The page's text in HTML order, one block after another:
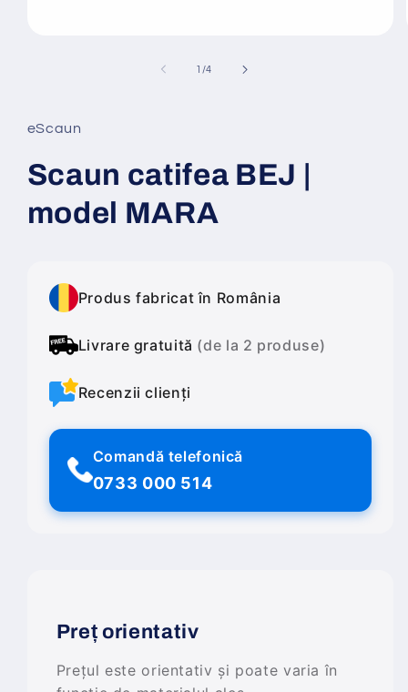
fereastră
modală
1 /din
4
eScaun
Scaun catifea BEJ |
model MARA
Produs fabricat în România
Livrare gratuită (de la 2 produse)
Recenzii clienți
Comandă telefonică
0733 000 514
Preț orientativ
Prețul este orientativ și poate varia în